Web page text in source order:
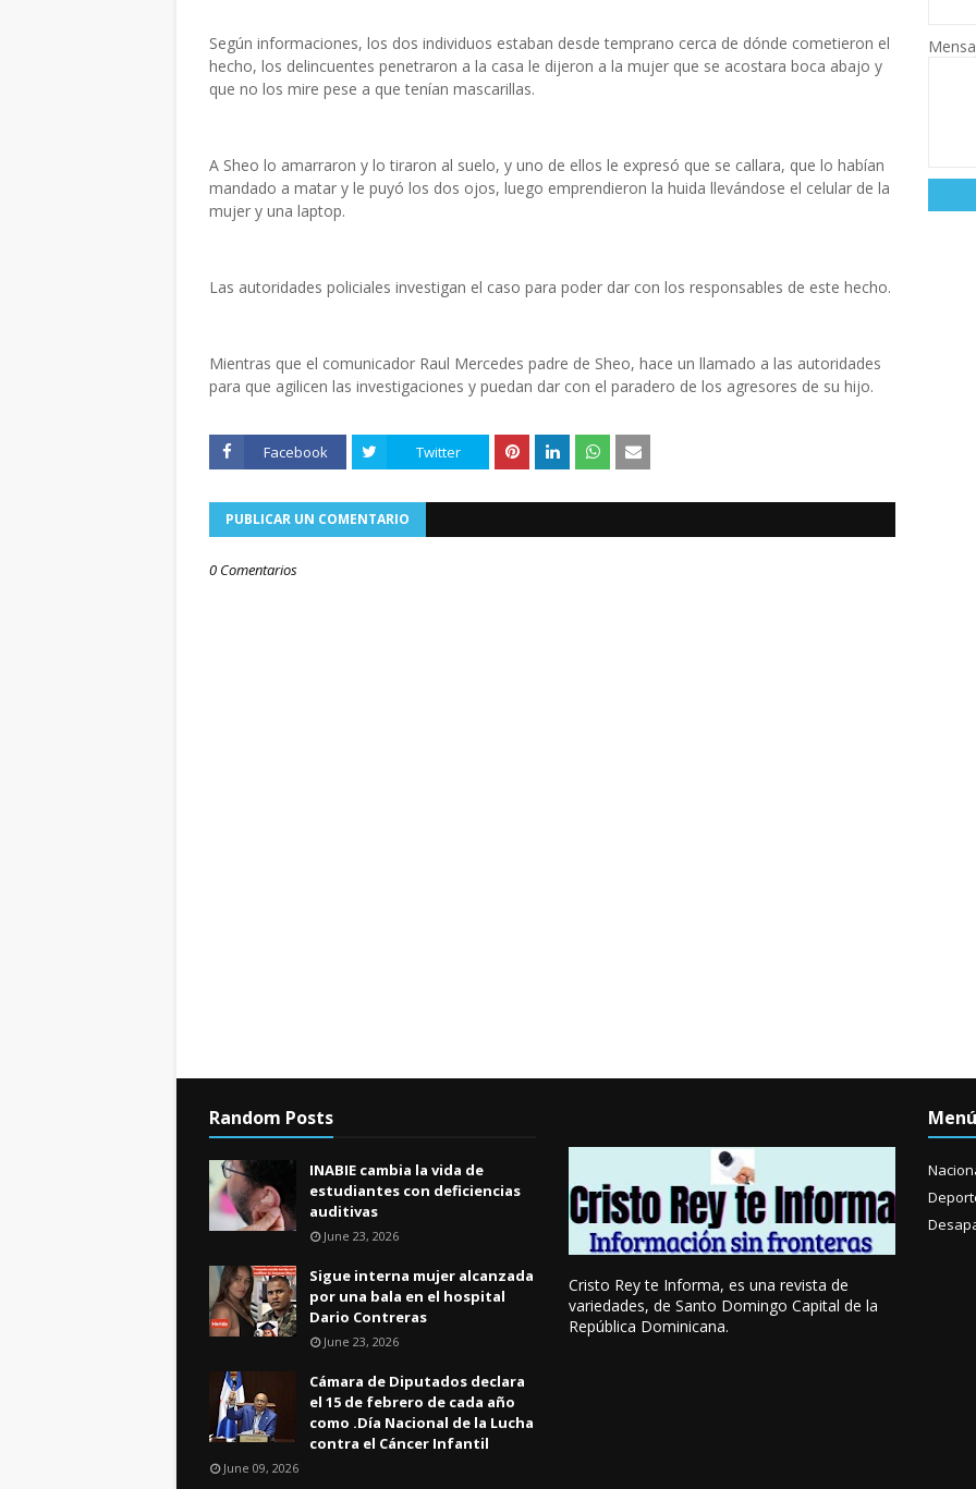
Según informaciones, los dos individuos estaban desde temprano cerca de dónde cometieron el
hecho, los delincuentes penetraron a la casa le dijeron a la mujer que se acostara boca abajo y
que no los mire pese a que tenían mascarillas.
A Sheo lo amarraron y lo tiraron al suelo, y uno de ellos le expresó que se callara, que lo habían
mandado a matar y le puyó los dos ojos, luego emprendieron la huida llevándose el celular de la
mujer y una laptop.
Las autoridades policiales investigan el caso para poder dar con los responsables de este hecho.
Mientras que el comunicador Raul Mercedes padre de Sheo, hace un llamado a las autoridades
para que agilicen las investigaciones y puedan dar con el paradero de los agresores de su hijo.
Facebook Twitter
PUBLICAR UN COMENTARIO
0 Comentarios
Random Posts
INABIE cambia la vida de
estudiantes con deficiencias
auditivas
June 23, 2026
Sigue interna mujer alcanzada
por una bala en el hospital
Dario Contreras
June 23, 2026
Cámara de Diputados declara
el 15 de febrero de cada año
como .Día Nacional de la Lucha
contra el Cáncer Infantil
June 09, 2026
Cristo Rey te Informa, es una revista de
variedades, de Santo Domingo Capital de la
República Dominicana.
Menú